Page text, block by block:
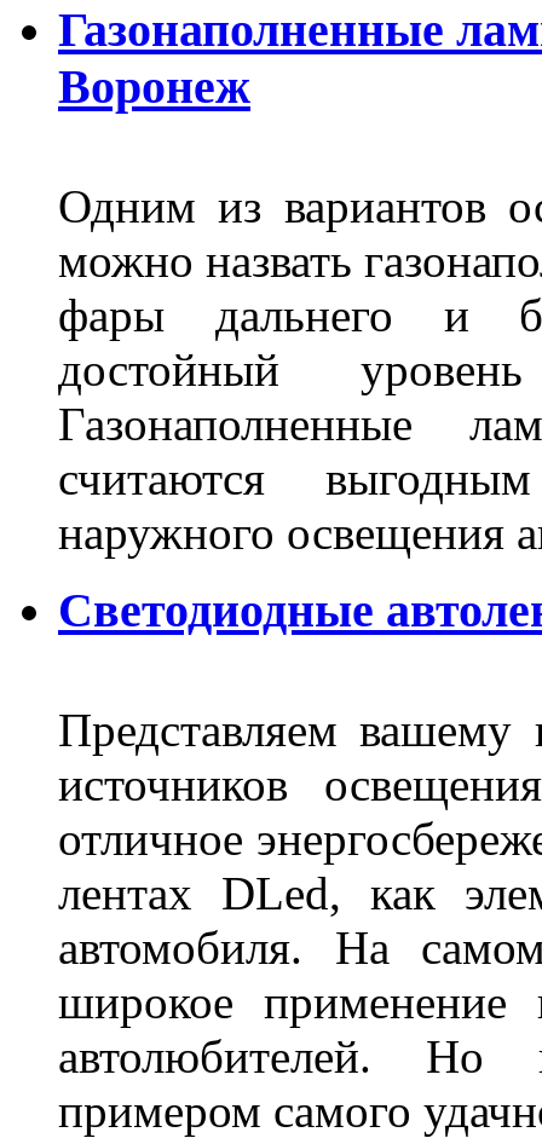
Газонаполненные
Воронеж
Одним из вариантов
можно назвать
фары дальнего и
достойный
Газонаполненные
считаются
наружного освещения
Светодиодные
Представляем
источников
отличное
лентах DLed, как
автомобиля. На
широкое
автолюбителей. Но
примером самого